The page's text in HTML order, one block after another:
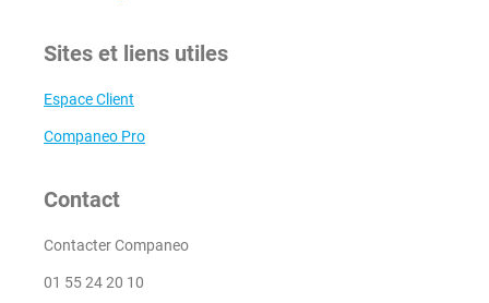
Sites et liens utiles
Espace Client
Companeo Pro
Contact
Contacter Companeo
01 55 24 20 10